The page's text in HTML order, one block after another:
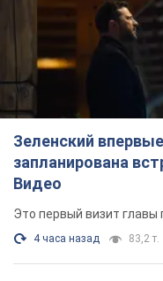
Зеленский
запланирована
Видео
Это первый визит главы
4 часа назад 83,2 т.